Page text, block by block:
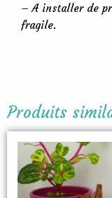
– A installer de
fragile.
Produits